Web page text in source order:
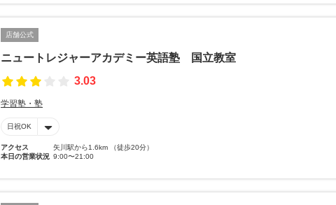
店舗公式
ニュートレジャーアカデミー英語塾 国立教室
3.03
学習塾・塾
日祝OK
アクセス
矢川駅から1.6km （徒歩20分）
本日の営業状況 9:00〜21:00